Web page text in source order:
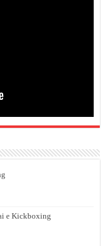
e Kickboxing